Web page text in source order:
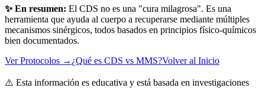
✨ En resumen: El CDS no es una "cura milagrosa". Es una
herramienta que ayuda al cuerpo a recuperarse mediante múltiples
mecanismos sinérgicos, todos basados en principios físico-químicos
bien documentados.
Ver Protocolos →¿Qué es CDS vs MMS?Volver al Inicio
⚠️ Esta información es educativa y está basada en investigaciones